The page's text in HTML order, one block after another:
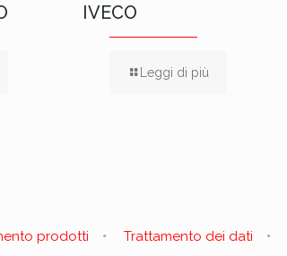
IVECO
Leggi di più
prodotti Trattamento dei dati